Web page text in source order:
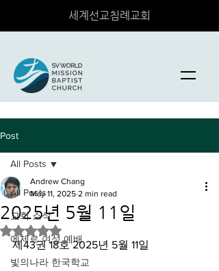
세계선교침례교회
Post
All Posts
교회 소식
에제르 여성 예배
빛의나라 한국학교
All Posts
2025년 5월 11일
Andrew Chang
May 11, 2025 2 min read
Rated NaN out of 5 stars.
제43권 18호 2025년 5월 11일